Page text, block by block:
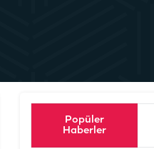
Popüler
Haberler